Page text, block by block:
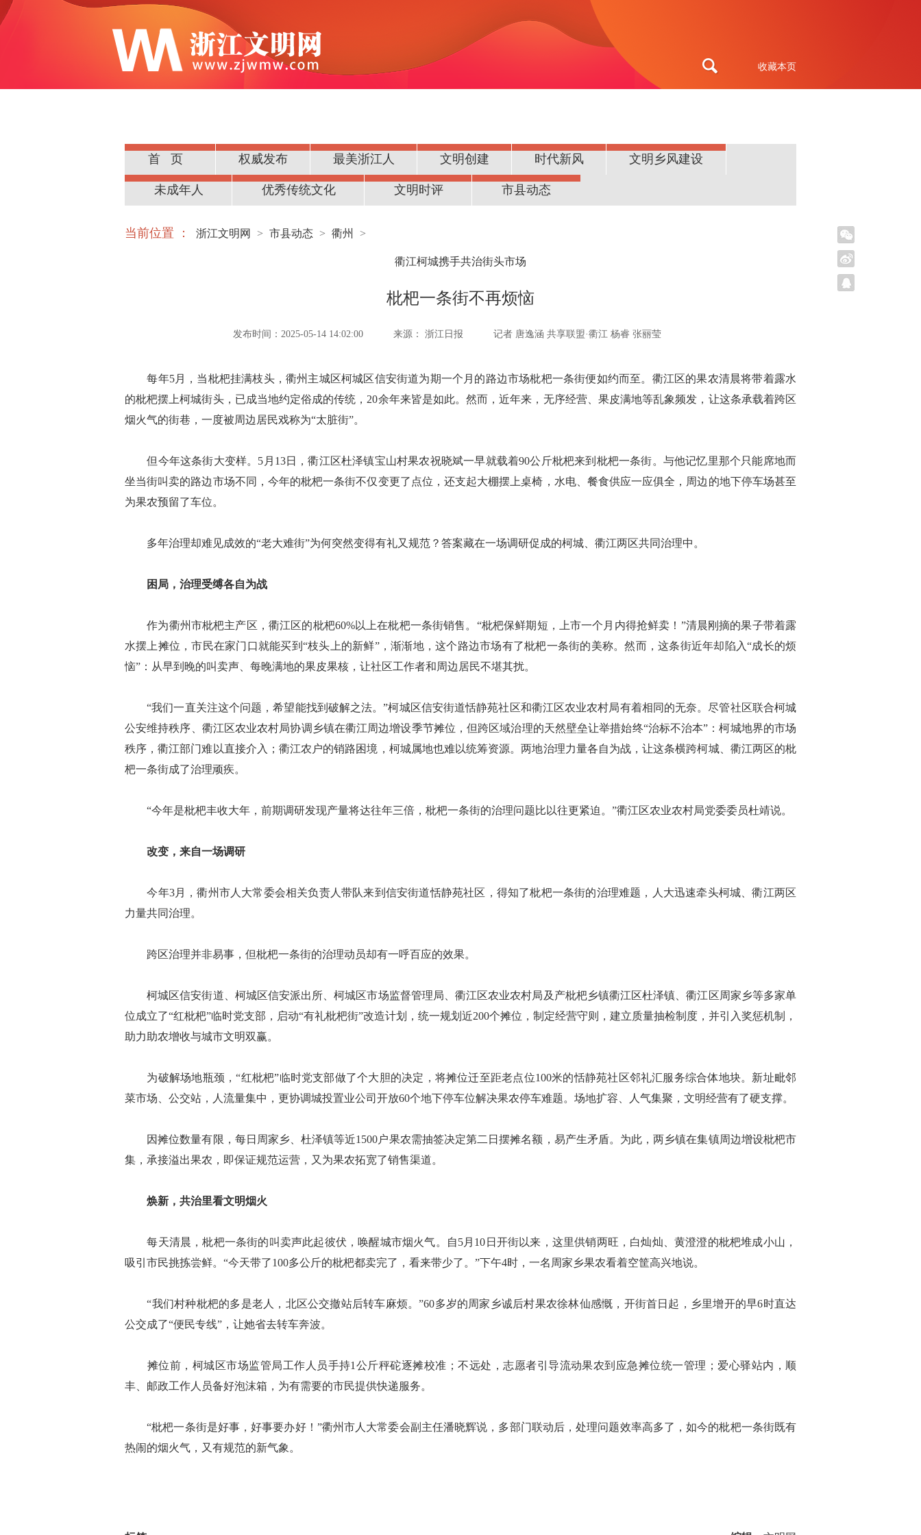
收藏本页
首页 权威发布 最美浙江人 文明创建 时代新风 文明乡风建设
公民道德
未成年人 优秀传统文化 文明时评 市县动态
当前位置 ： 浙江文明网 > 市县动态 > 衢州 >
衢江柯城携手共治街头市场
枇杷一条街不再烦恼
发布时间：2025-05-14 14:02:00 来源： 浙江日报 记者 唐逸涵 共享联盟·衢江 杨睿 张丽莹
每年5月，当枇杷挂满枝头，衢州主城区柯城区信安街道为期一个月的路边市场枇杷一条街便如约而至。衢江区的果农清晨将带着露水
的枇杷摆上柯城街头，已成当地约定俗成的传统，20余年来皆是如此。然而，近年来，无序经营、果皮满地等乱象频发，让这条承载着跨区
烟火气的街巷，一度被周边居民戏称为“太脏街”。
但今年这条街大变样。5月13日，衢江区杜泽镇宝山村果农祝晓斌一早就载着90公斤枇杷来到枇杷一条街。与他记忆里那个只能席地而
坐当街叫卖的路边市场不同，今年的枇杷一条街不仅变更了点位，还支起大棚摆上桌椅，水电、餐食供应一应俱全，周边的地下停车场甚至
为果农预留了车位。
多年治理却难见成效的“老大难街”为何突然变得有礼又规范？答案藏在一场调研促成的柯城、衢江两区共同治理中。
困局，治理受缚各自为战
作为衢州市枇杷主产区，衢江区的枇杷60%以上在枇杷一条街销售。“枇杷保鲜期短，上市一个月内得抢鲜卖！”清晨刚摘的果子带着露
水摆上摊位，市民在家门口就能买到“枝头上的新鲜”，渐渐地，这个路边市场有了枇杷一条街的美称。然而，这条街近年却陷入“成长的烦
恼”：从早到晚的叫卖声、每晚满地的果皮果核，让社区工作者和周边居民不堪其扰。
“我们一直关注这个问题，希望能找到破解之法。”柯城区信安街道恬静苑社区和衢江区农业农村局有着相同的无奈。尽管社区联合柯城
公安维持秩序、衢江区农业农村局协调乡镇在衢江周边增设季节摊位，但跨区域治理的天然壁垒让举措始终“治标不治本”：柯城地界的市场
秩序，衢江部门难以直接介入；衢江农户的销路困境，柯城属地也难以统筹资源。两地治理力量各自为战，让这条横跨柯城、衢江两区的枇
杷一条街成了治理顽疾。
“今年是枇杷丰收大年，前期调研发现产量将达往年三倍，枇杷一条街的治理问题比以往更紧迫。”衢江区农业农村局党委委员杜靖说。
改变，来自一场调研
今年3月，衢州市人大常委会相关负责人带队来到信安街道恬静苑社区，得知了枇杷一条街的治理难题，人大迅速牵头柯城、衢江两区
力量共同治理。
跨区治理并非易事，但枇杷一条街的治理动员却有一呼百应的效果。
柯城区信安街道、柯城区信安派出所、柯城区市场监督管理局、衢江区农业农村局及产枇杷乡镇衢江区杜泽镇、衢江区周家乡等多家单
位成立了“红枇杷”临时党支部，启动“有礼枇杷街”改造计划，统一规划近200个摊位，制定经营守则，建立质量抽检制度，并引入奖惩机制，
助力助农增收与城市文明双赢。
为破解场地瓶颈，“红枇杷”临时党支部做了个大胆的决定，将摊位迁至距老点位100米的恬静苑社区邻礼汇服务综合体地块。新址毗邻
菜市场、公交站，人流量集中，更协调城投置业公司开放60个地下停车位解决果农停车难题。场地扩容、人气集聚，文明经营有了硬支撑。
因摊位数量有限，每日周家乡、杜泽镇等近1500户果农需抽签决定第二日摆摊名额，易产生矛盾。为此，两乡镇在集镇周边增设枇杷市
集，承接溢出果农，即保证规范运营，又为果农拓宽了销售渠道。
焕新，共治里看文明烟火
每天清晨，枇杷一条街的叫卖声此起彼伏，唤醒城市烟火气。自5月10日开街以来，这里供销两旺，白灿灿、黄澄澄的枇杷堆成小山，
吸引市民挑拣尝鲜。“今天带了100多公斤的枇杷都卖完了，看来带少了。”下午4时，一名周家乡果农看着空筐高兴地说。
“我们村种枇杷的多是老人，北区公交撤站后转车麻烦。”60多岁的周家乡诚后村果农徐林仙感慨，开街首日起，乡里增开的早6时直达
公交成了“便民专线”，让她省去转车奔波。
摊位前，柯城区市场监管局工作人员手持1公斤秤砣逐摊校准；不远处，志愿者引导流动果农到应急摊位统一管理；爱心驿站内，顺
丰、邮政工作人员备好泡沫箱，为有需要的市民提供快递服务。
“枇杷一条街是好事，好事要办好！”衢州市人大常委会副主任潘晓辉说，多部门联动后，处理问题效率高多了，如今的枇杷一条街既有
热闹的烟火气，又有规范的新气象。